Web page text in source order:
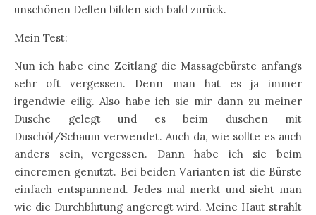
unschönen Dellen bilden sich bald zurück.
Mein Test:
Nun ich habe eine Zeitlang die Massagebürste anfangs
sehr oft vergessen. Denn man hat es ja immer
irgendwie eilig. Also habe ich sie mir dann zu meiner
Dusche gelegt und es beim duschen mit
Duschöl/Schaum verwendet. Auch da, wie sollte es auch
anders sein, vergessen. Dann habe ich sie beim
eincremen genutzt. Bei beiden Varianten ist die Bürste
einfach entspannend. Jedes mal merkt und sieht man
wie die Durchblutung angeregt wird. Meine Haut strahlt